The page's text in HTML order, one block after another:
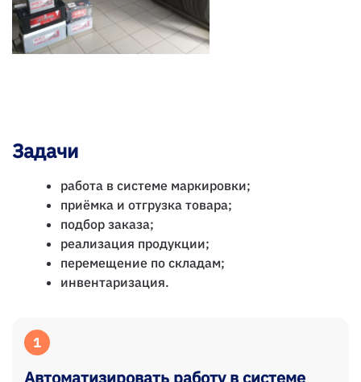
Задачи
работа в системе маркировки;
приёмка и отгрузка товара;
подбор заказа;
реализация продукции;
перемещение по складам;
инвентаризация.
1